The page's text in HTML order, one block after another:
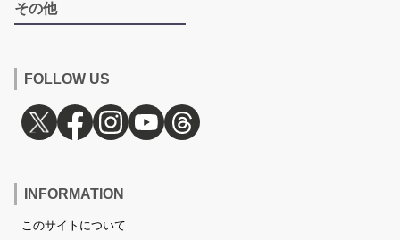
その他
FOLLOW US
INFORMATION
このサイトについて